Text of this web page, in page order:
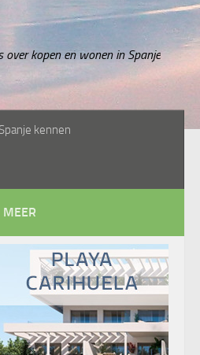
over kopen en wonen in Spanje
kennen
MEER